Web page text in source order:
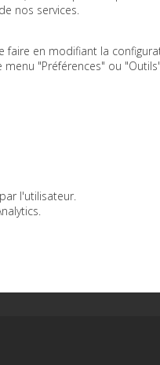
nos services.
en modifiant la
"Préférences" ou
l'utilisateur.